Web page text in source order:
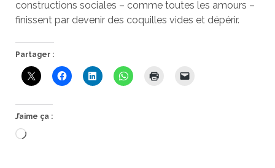
constructions sociales – comme toutes les amours –
finissent par devenir des coquilles vides et dépérir.
Partager :
J’aime ça :
Chargement…